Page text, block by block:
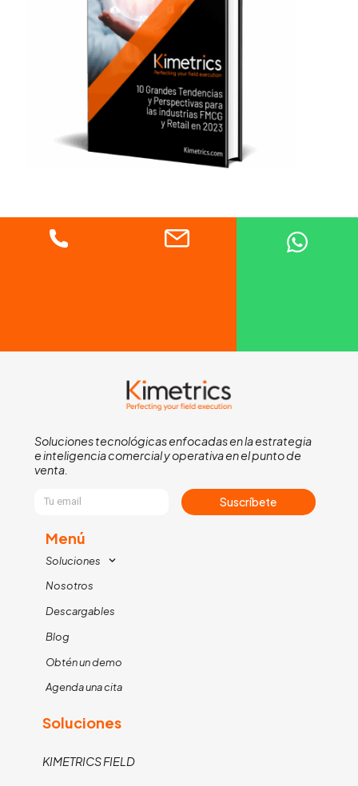
Soluciones tecnológicas enfocadas en la estrategia
e inteligencia comercial y operativa en el punto de
venta.
Suscríbete
Menú
Soluciones
Nosotros
Descargables
Blog
Obtén un demo
Agenda una cita
Soluciones
KIMETRICS FIELD